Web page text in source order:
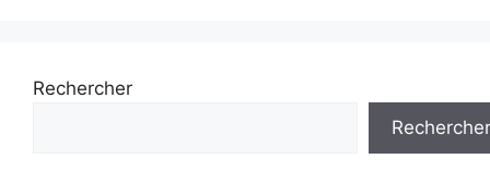
Rechercher
Rechercher